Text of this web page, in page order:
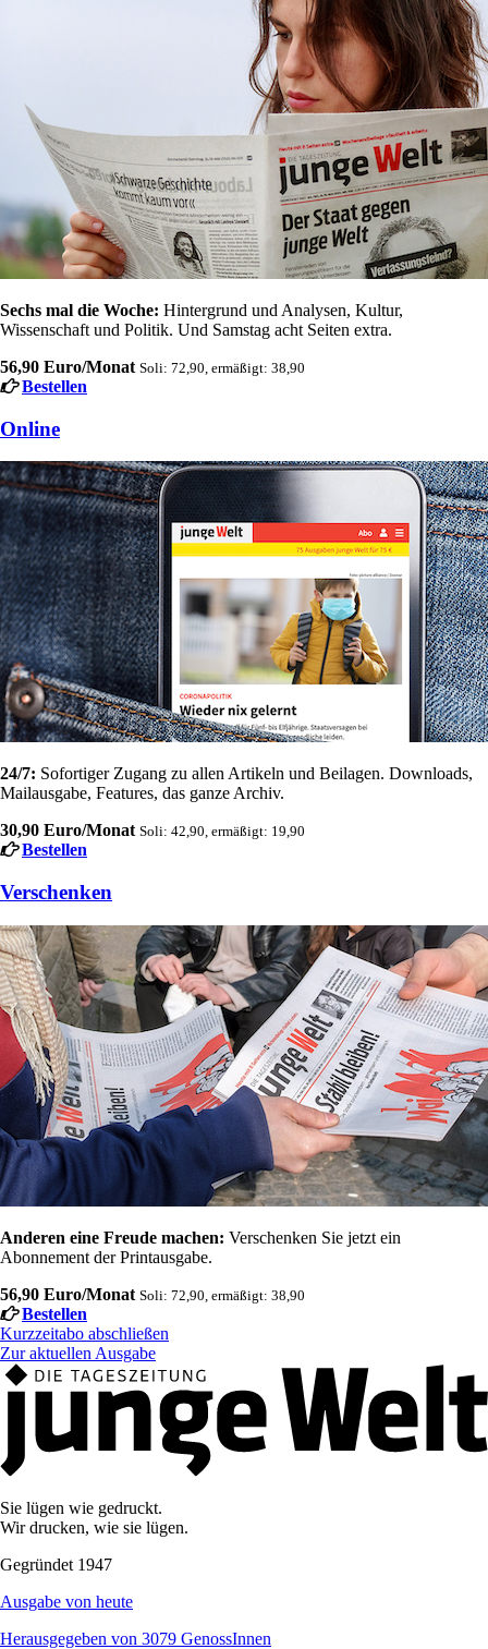
Sechs mal die Woche: Hintergrund und Analysen, Kultur,
Wissenschaft und Politik. Und Samstag acht Seiten extra.
56,90 Euro/Monat Soli: 72,90, ermäßigt: 38,90
Bestellen
Online
24/7: Sofortiger Zugang zu allen Artikeln und Beilagen. Downloads,
Mailausgabe, Features, das ganze Archiv.
30,90 Euro/Monat Soli: 42,90, ermäßigt: 19,90
Bestellen
Verschenken
Anderen eine Freude machen: Verschenken Sie jetzt ein
Abonnement der Printausgabe.
56,90 Euro/Monat Soli: 72,90, ermäßigt: 38,90
Bestellen
Kurzzeitabo abschließen
Zur aktuellen Ausgabe
Sie lügen wie gedruckt.
Wir drucken, wie sie lügen.
Gegründet 1947
Ausgabe von heute
Herausgegeben von 3079 GenossInnen